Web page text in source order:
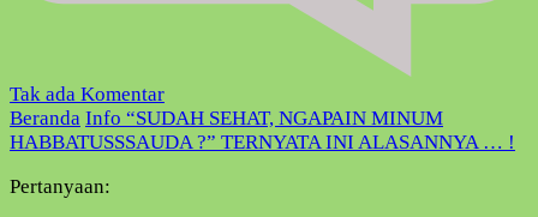
Tak ada Komentarpada
“SUDAH
SEHAT,
Beranda Info “SUDAH SEHAT, NGAPAIN MINUM
HABBATUSSSAUDA ?” TERNYATA INI ALASANNYA … !
Pertanyaan: